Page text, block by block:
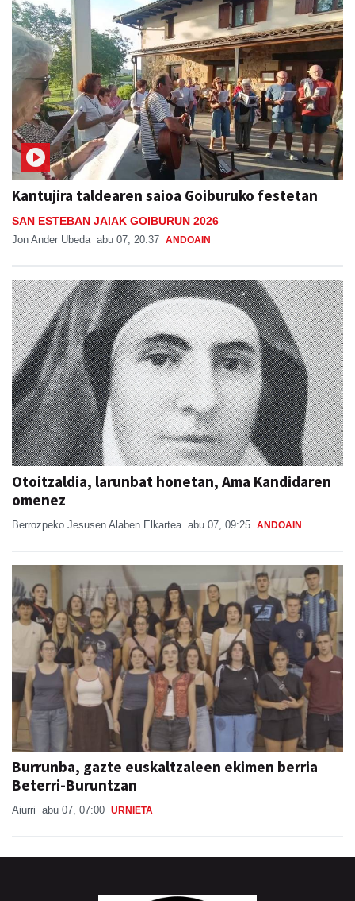
Kantujira taldearen saioa Goiburuko festetan
SAN ESTEBAN JAIAK GOIBURUN 2026
Jon Ander Ubeda abu 07, 20:37 ANDOAIN
Otoitzaldia, larunbat honetan, Ama Kandidaren
omenez
Berrozpeko Jesusen Alaben Elkartea abu 07, 09:25 ANDOAIN
Burrunba, gazte euskaltzaleen ekimen berria
Beterri-Buruntzan
Aiurri abu 07, 07:00 URNIETA